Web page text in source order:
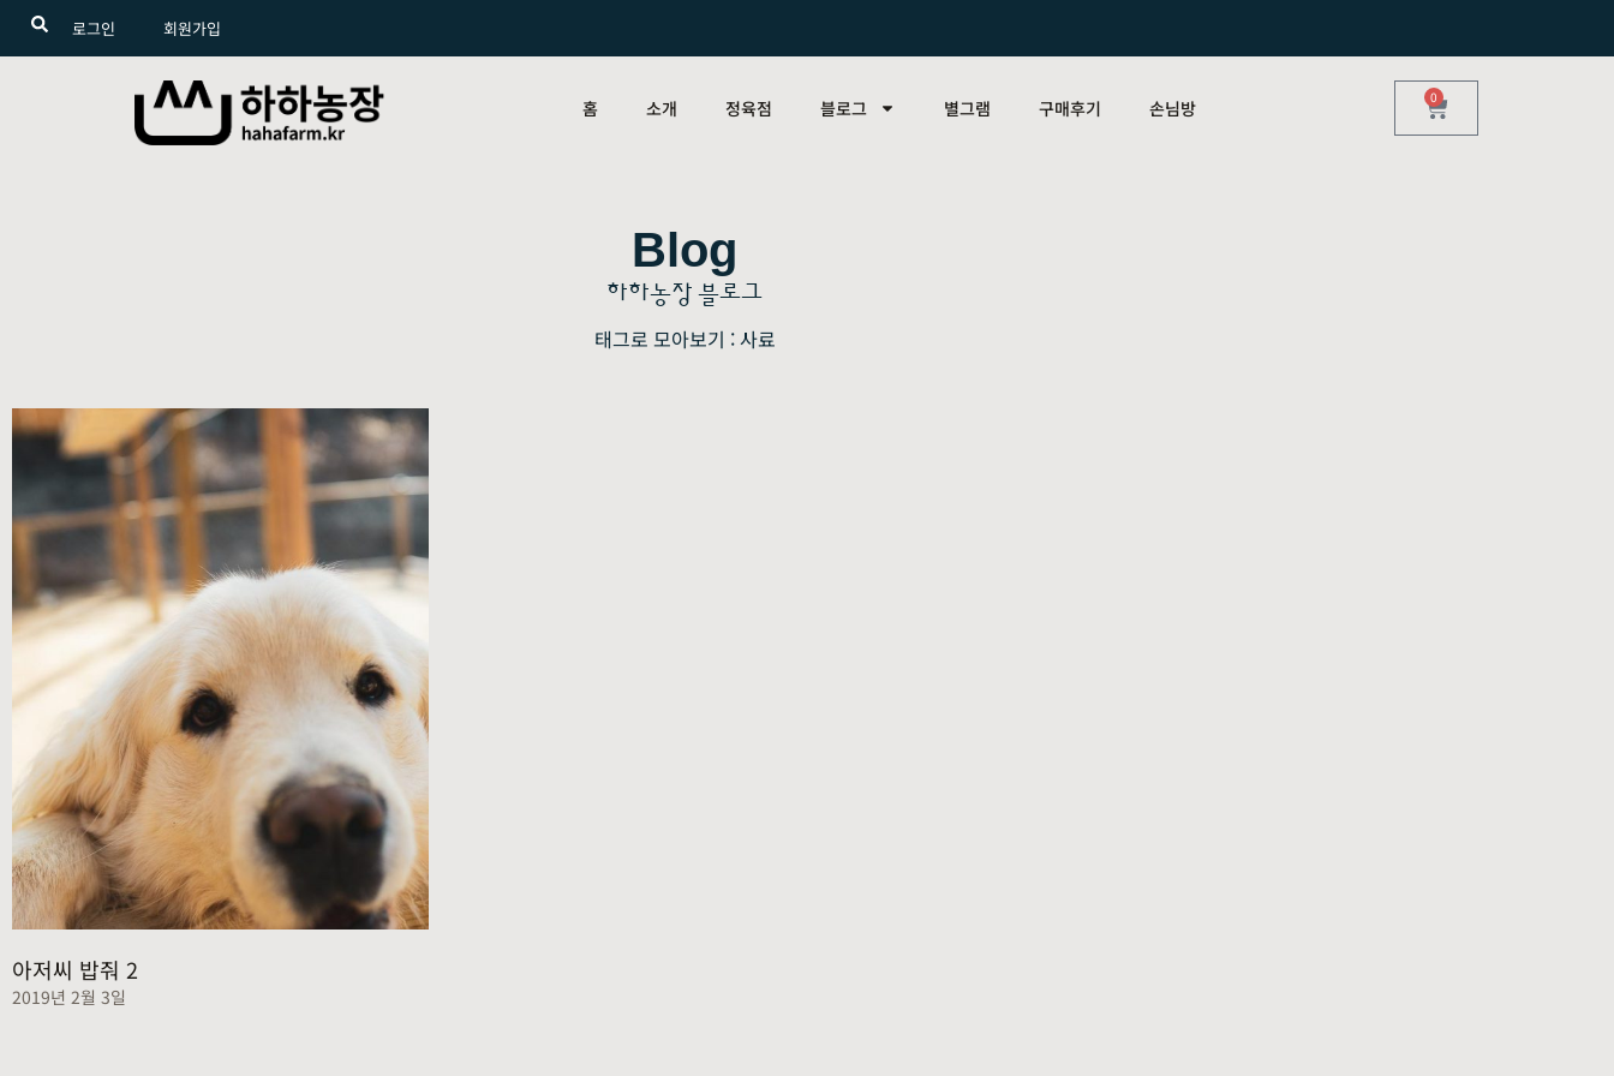
로그인 회원가입
홈 소개 정육점 블로그 별그램 구매후기 손님방 0
Blog
하하농장 블로그
태그로 모아보기 : 사료
아저씨 밥줘 2
2019년 2월 3일